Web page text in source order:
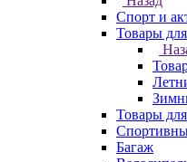
Спорт и
Товары
Товары
Багаж